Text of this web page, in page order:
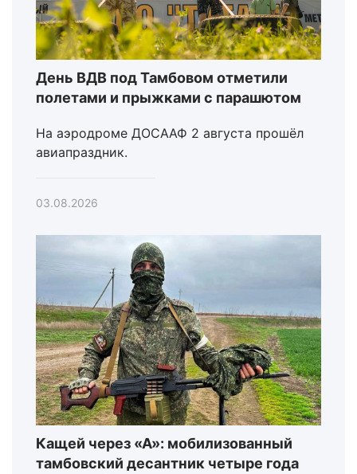
День ВДВ под Тамбовом отметили
полетами и прыжками с парашютом
На аэродроме ДОСААФ 2 августа прошёл
авиапраздник.
03.08.2026
Кащей через «А»: мобилизованный
тамбовский десантник четыре года